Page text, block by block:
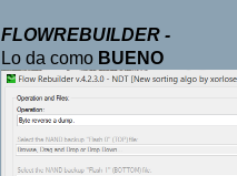
FLOWREBUILDER -
Lo da como BUENO